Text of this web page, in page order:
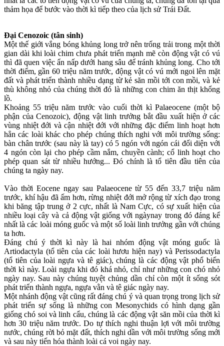
thảm họa để bước vào thời kì tiếp theo của lịch sử Trái Đất.
Đại Cenozoic (tân sinh)
Một thế giới vắng bóng khủng long trở nên trống trải trong một thời
gian dài khi loài chim chưa phát triển mạnh mẽ còn động vật có vú
thì đã quen việc ẩn nấp dưới hang sâu để tránh khủng long. Cho tới
thời điểm, gần 60 triệu năm trước, động vật có vú mới ngoi lên mặt
đất và phát triển thành nhiều dạng từ kẻ săn mồi tới con mồi, và kẻ
thù không nhỏ của chúng thời đó là những con chim ăn thịt khổng
lồ.
Khoảng 55 triệu năm trước vào cuối thời kì Palaeocene (một bộ
phận của Cenozoic), động vật linh trưởng bắt đầu xuất hiện ở các
vùng nhiệt đới và cận nhiệt đới với những đặc điểm linh hoạt hơn
hẳn các loài khác cho phép chúng thích nghi với môi trường sống:
bàn chân trước (sau này là tay) có 5 ngón với ngón cái đối diện với
4 ngón còn lại cho phép cầm nắm, chuyền cành; cổ linh hoạt cho
phép quan sát từ nhiều hướng... Đó chính là tổ tiên đầu tiên của
chúng ta ngày nay.
Vào thời Eocene ngay sau Palaeocene từ 55 đến 33,7 triệu năm
trước, khí hậu đã ấm hơn, rừng nhiệt đới mở rộng từ xích đạo trong
khi băng tập trung ở 2 cực, nhất là Nam Cực, có sự xuất hiện của
nhiều loại cây và cả động vật giống với ngàynay trong đó đáng kể
nhất là các loài móng guốc và một số loài linh trưởng gần với chúng
ta hơn.
Đáng chú ý thời kì này là hai nhóm động vật móng guốc là
Artiodactyla (tổ tiên của các loài hươu hiện nay) và Perissodactyla
(tổ tiên của loài ngựa và tê giác), chúng là các động vật phổ biến
thời kì này. Loài ngựa khi đó khá nhỏ, chỉ như những con chó nhỏ
ngày nay. Sau này chúng tuyệt chủng dần chỉ còn một ít sống sót
phát triển thành ngựa, ngựa vằn và tê giác ngày nay.
Một nhánh động vật cũng rất đáng chú ý và quan trọng trong lịch sử
phát triển sự sống là những con Mesonychids có hình dạng gần
giống chó soi và linh cẩu, chúng là các động vật săn mồi của thời kì
hơn 30 triệu năm trước. Do tự thích nghi thuận lợi với môi trường
nước, chúng rời bỏ mặt đất, thích nghi dần với môi trường sống mới
và sau này tiến hóa thành loài cá voi ngày nay.